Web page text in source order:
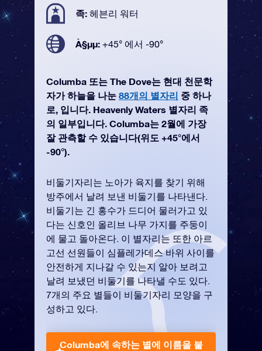
족: 헤븐리 워터
À§µµ: +45° 에서 -90°
Columba 또는 The Dove는 현대 천문학
자가 하늘을 나눈 88개의 별자리 중 하나
로, 입니다. Heavenly Waters 별자리 족
의 일부입니다. Columba는 2월에 가장
잘 관측할 수 있습니다(위도 +45°에서
-90°).
비둘기자리는 노아가 육지를 찾기 위해
방주에서 날려 보낸 비둘기를 나타낸다.
비둘기는 긴 홍수가 드디어 물러가고 있
다는 신호인 올리브 나무 가지를 주둥이
에 물고 돌아온다. 이 별자리는 또한 아르
고선 선원들이 심플레가데스 바위 사이를
안전하게 지나갈 수 있는지 알아 보려고
날려 보냈던 비둘기를 나타낼 수도 있다.
7개의 주요 별들이 비둘기자리 모양을 구
성하고 있다.
Columba에 속하는 별에 이름을 붙